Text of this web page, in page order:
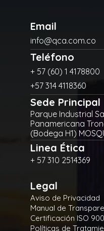
Email
info@qca.com.co
Teléfono
+ 57 (60) 1 4178800
+57 314 4118360
Sede Principal
Parque Industrial
Panamericana
(Bodega H1)
Linea Ética
+ 57 310 2514369
Legal
Aviso de Privacidad
Manual de
Certificación ISO
Políticas de